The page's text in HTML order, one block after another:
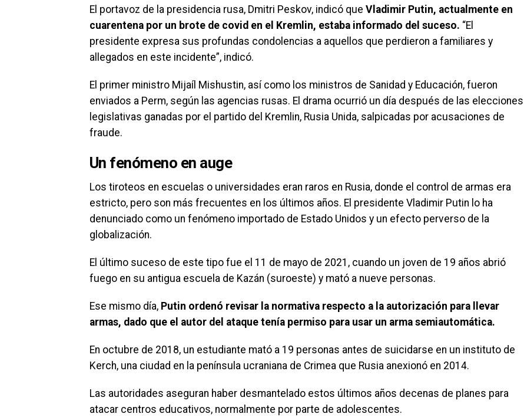
El portavoz de la presidencia rusa, Dmitri Peskov, indicó que Vladimir Putin, actualmente en
cuarentena por un brote de covid en el Kremlin, estaba informado del suceso. “El
presidente expresa sus profundas condolencias a aquellos que perdieron a familiares y
allegados en este incidente”, indicó.
El primer ministro Mijaíl Mishustin, así como los ministros de Sanidad y Educación, fueron
enviados a Perm, según las agencias rusas. El drama ocurrió un día después de las elecciones
legislativas ganadas por el partido del Kremlin, Rusia Unida, salpicadas por acusaciones de
fraude.
Un fenómeno en auge
Los tiroteos en escuelas o universidades eran raros en Rusia, donde el control de armas era
estricto, pero son más frecuentes en los últimos años. El presidente Vladimir Putin lo ha
denunciado como un fenómeno importado de Estado Unidos y un efecto perverso de la
globalización.
El último suceso de este tipo fue el 11 de mayo de 2021, cuando un joven de 19 años abrió
fuego en su antigua escuela de Kazán (suroeste) y mató a nueve personas.
Ese mismo día, Putin ordenó revisar la normativa respecto a la autorización para llevar
armas, dado que el autor del ataque tenía permiso para usar un arma semiautomática.
En octubre de 2018, un estudiante mató a 19 personas antes de suicidarse en un instituto de
Kerch, una ciudad en la península ucraniana de Crimea que Rusia anexionó en 2014.
Las autoridades aseguran haber desmantelado estos últimos años decenas de planes para
atacar centros educativos, normalmente por parte de adolescentes.